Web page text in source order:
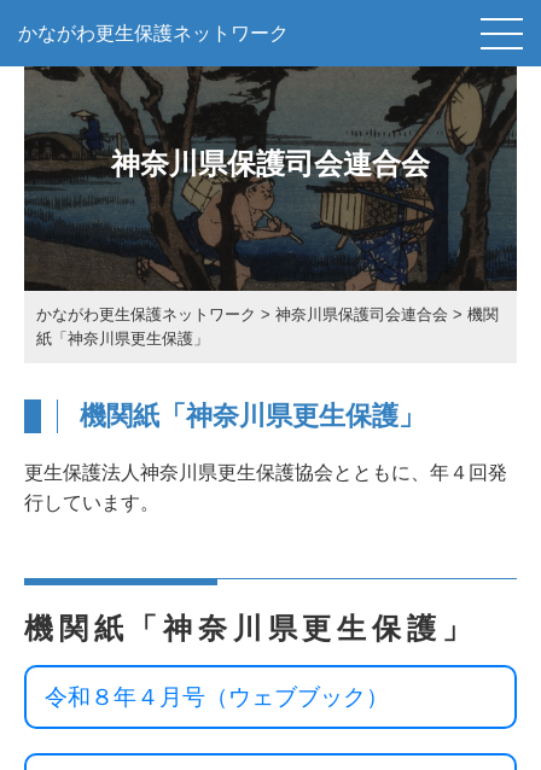
かながわ更生保護ネットワーク
神奈川県保護司会連合会
かながわ更生保護ネットワーク > 神奈川県保護司会連合会 > 機関
紙「神奈川県更生保護」
機関紙「神奈川県更生保護」
更生保護法人神奈川県更生保護協会とともに、年４回発
行しています。
機関紙「神奈川県更生保護」
令和８年４月号（ウェブブック）